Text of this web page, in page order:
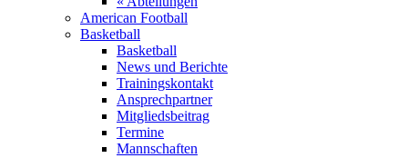
American Football
Basketball
Basketball
News und Berichte
Trainingskontakt
Ansprechpartner
Mitgliedsbeitrag
Termine
Mannschaften